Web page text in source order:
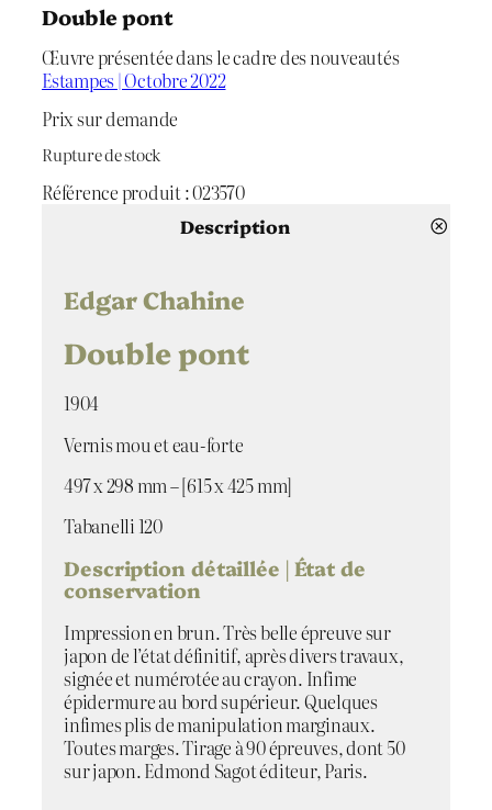
Double pont
Œuvre présentée dans le cadre des nouveautés
Estampes | Octobre 2022
Prix sur demande
Rupture de stock
Référence produit :023570
Description
Edgar Chahine
Double pont
1904
Vernis mou et eau-forte
497 x 298 mm – [615 x 425 mm]
Tabanelli 120
Description détaillée | État de
conservation
Impression en brun. Très belle épreuve sur
japon de l’état définitif, après divers travaux,
signée et numérotée au crayon. Infime
épidermure au bord supérieur. Quelques
infimes plis de manipulation marginaux.
Toutes marges. Tirage à 90 épreuves, dont 50
sur japon. Edmond Sagot éditeur, Paris.